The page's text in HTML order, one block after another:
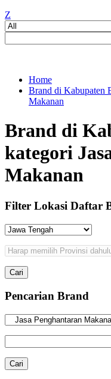
Z
Home
Brand di Kabupaten
Makanan
Brand di
kategori
Makanan
Filter Lokasi Daftar
Pencarian Brand